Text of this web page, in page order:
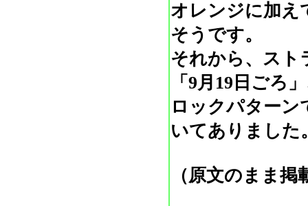
オレンジに加え
そうです。
それから、スト
「9月19日ごろ
ロックパター
いてありました
（原文のまま掲